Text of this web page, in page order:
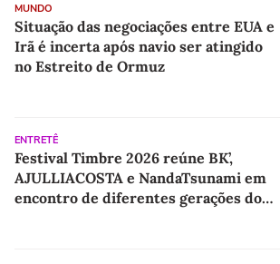
MUNDO
Situação das negociações entre EUA e
Irã é incerta após navio ser atingido
no Estreito de Ormuz
ENTRETÊ
Festival Timbre 2026 reúne BK’,
AJULLIACOSTA e NandaTsunami em
encontro de diferentes gerações do